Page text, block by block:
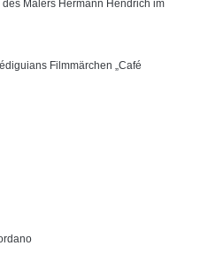
Malers Hermann Hendrich im
Filmmärchen „Café